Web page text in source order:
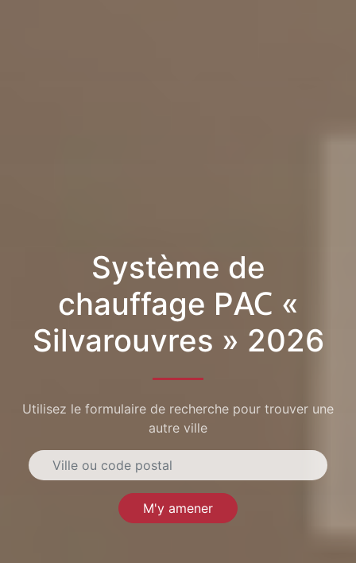
Système de
chauffage PAC «
Silvarouvres » 2026
Utilisez le formulaire de recherche pour trouver une
autre ville
M'y amener